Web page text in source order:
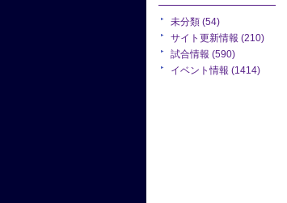
未分類 (54)
サイト更新情報 (210)
試合情報 (590)
イベント情報 (1414)